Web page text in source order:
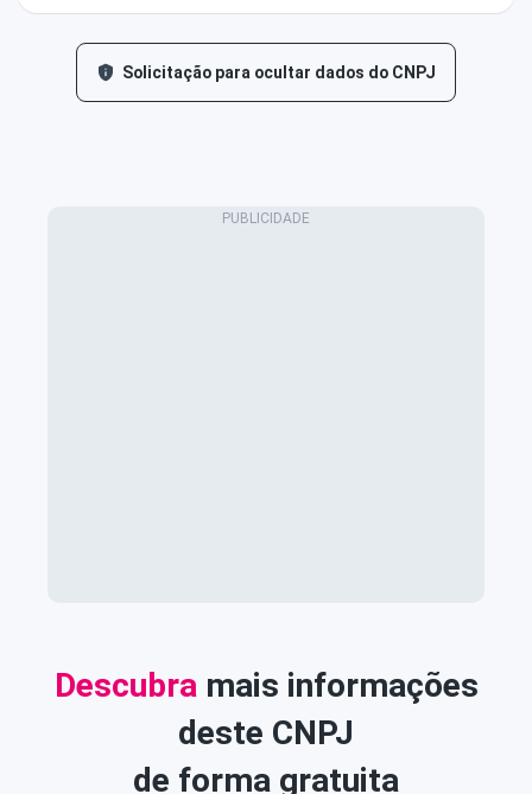
Solicitação para ocultar dados do CNPJ
Descubra mais informações
deste CNPJ
de forma gratuita